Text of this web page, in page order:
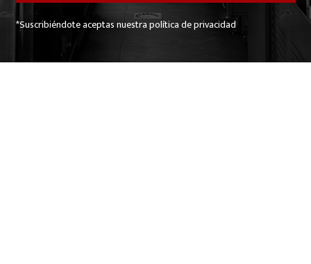
*Suscribiéndote aceptas nuestra política de privacidad